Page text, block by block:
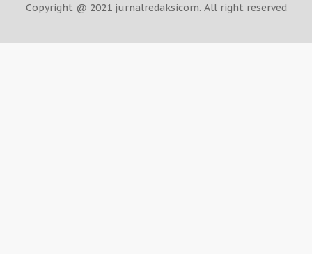
Copyright @ 2021 jurnalredaksicom. All right reserved